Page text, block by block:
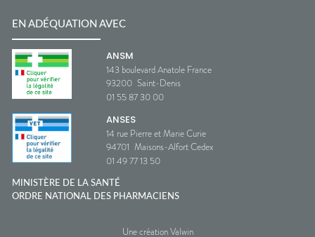
EN ADÉQUATION AVEC
ANSM
143 boulevard Anatole France
93200 Saint-Denis
01 55 87 30 00
ANSES
14 rue Pierre et Marie Curie
94701 Maisons-Alfort Cedex
01 49 77 13 50
MINISTÈRE DE LA SANTÉ
ORDRE NATIONAL DES PHARMACIENS
Une création Valwin